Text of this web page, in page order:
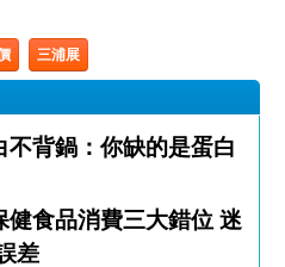
三浦展
不背鍋：你缺的是蛋白
食品消費三大錯位 迷
差